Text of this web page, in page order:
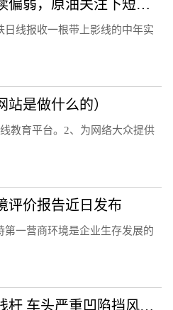
易维哲：黄金短线持续偏弱，原油关注下短线调整
线报收一根带上影线的中年实
是做什么的）
教育平台。2、为网络大众提供
评价报告近日发布
一营商环境是企业生存发展的
凌晨一小货车撞断电线杆 车头严重凹陷挡风玻璃粉碎